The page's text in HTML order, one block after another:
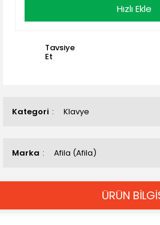
Kategori Klavye
Marka Afila (Afila)
Hızlı Ekle
Tavsiye
Et
ÜRÜN